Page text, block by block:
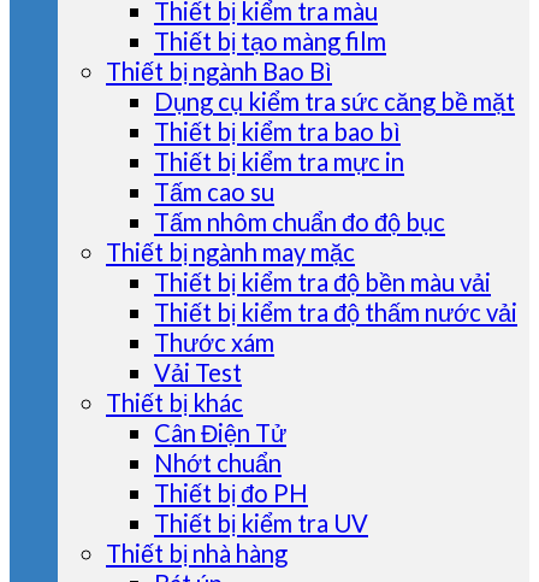
Thiết bị kiểm tra màu
Thiết bị tạo màng film
Thiết bị ngành Bao Bì
Dụng cụ kiểm tra sức căng bề mặt
Thiết bị kiểm tra bao bì
Thiết bị kiểm tra mực in
Tấm cao su
Tấm nhôm chuẩn đo độ bục
Thiết bị ngành may mặc
Thiết bị kiểm tra độ bền màu vải
Thiết bị kiểm tra độ thấm nước vải
Thước xám
Vải Test
Thiết bị khác
Cân Điện Tử
Nhớt chuẩn
Thiết bị đo PH
Thiết bị kiểm tra UV
Thiết bị nhà hàng